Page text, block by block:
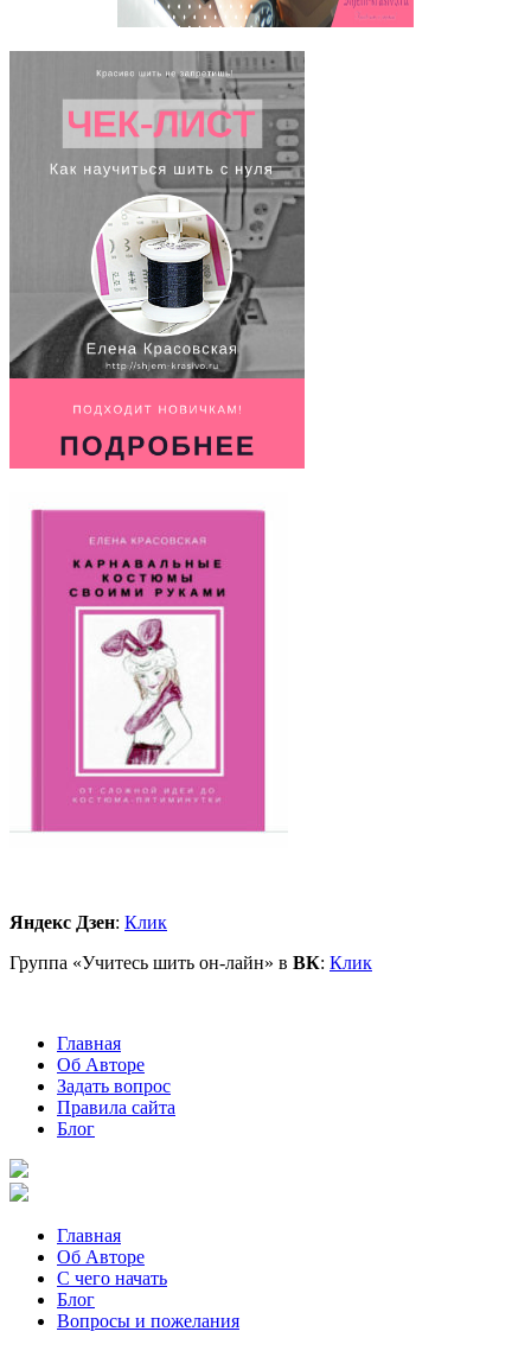
Яндекс Дзен: Клик
Группа «Учитесь шить он-лайн» в ВК: Клик
Главная
Об Авторе
Задать вопрос
Правила сайта
Блог
Главная
Об Авторе
С чего начать
Блог
Вопросы и пожелания